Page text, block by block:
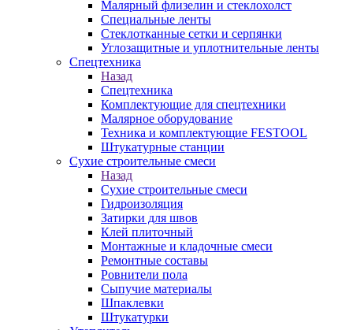
Малярный флизелин и стеклохолст
Специальные ленты
Стеклотканные сетки и серпянки
Углозащитные и уплотнительные ленты
Спецтехника
Назад
Спецтехника
Комплектующие для спецтехники
Малярное оборудование
Техника и комплектующие FESTOOL
Штукатурные станции
Сухие строительные смеси
Назад
Сухие строительные смеси
Гидроизоляция
Затирки для швов
Клей плиточный
Монтажные и кладочные смеси
Ремонтные составы
Ровнители пола
Сыпучие материалы
Шпаклевки
Штукатурки